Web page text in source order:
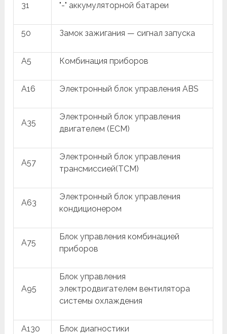
31 "-" аккумуляторной батареи
50 Замок зажигания — сигнал запуска
A5 Комбинация приборов
A16 Электронный блок управления ABS
A35
Электронный блок управления
двигателем (ECM)
A57
Электронный блок управления
трансмиссией(TCM)
A63
Электронный блок управления
кондиционером
A75
Блок управления комбинацией
приборов
A95
Блок управления
электродвигателем вентилятора
системы охлаждения
A130 Блок диагностики